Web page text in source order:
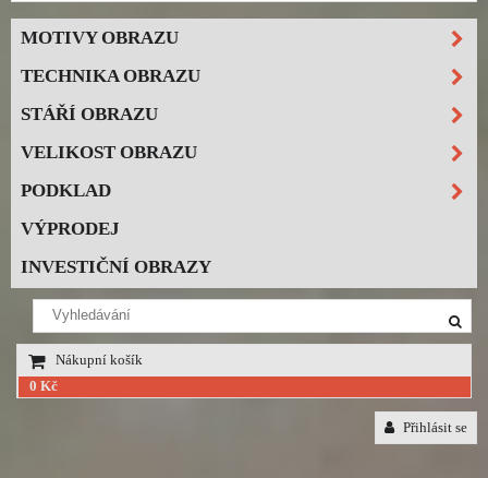
MOTIVY OBRAZU
TECHNIKA OBRAZU
STÁŘÍ OBRAZU
VELIKOST OBRAZU
PODKLAD
VÝPRODEJ
INVESTIČNÍ OBRAZY
Nákupní košík
0 Kč
Přihlásit se